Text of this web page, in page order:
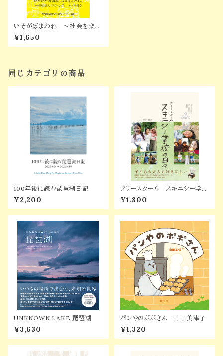
いそがばまわれ ～社会を楽し
くするのが 福祉のミッションだ
ろ？～
¥1,650
同じカテゴリの商品
100年後に読む琵琶湖日記
¥2,200
フリースクール スキニシー学校
の日々
¥1,800
UNKNOWN LAKE 琵琶湖
¥3,630
パンやのポポさん 山田美津子
¥1,320